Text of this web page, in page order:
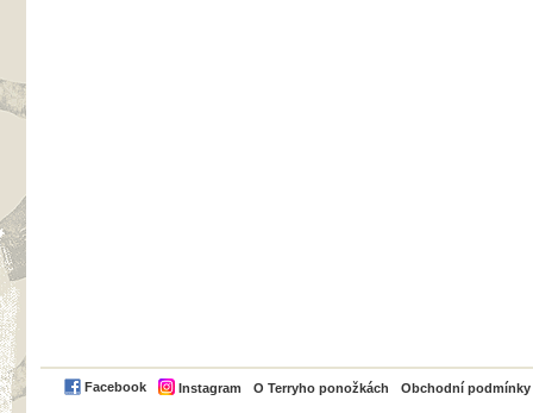
Facebook Instagram O Terryho ponožkách Obchodní podmínky
PayPal